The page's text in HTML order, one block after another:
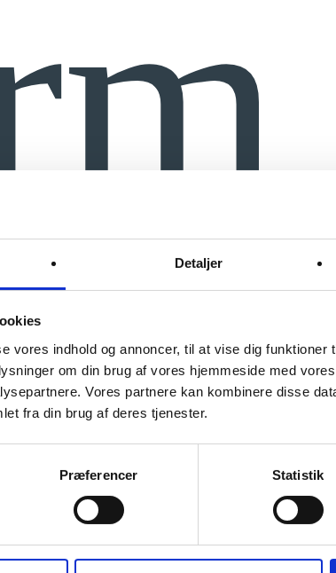
Detaljer
vores indhold og annoncer, til at vise dig funktioner
om din brug af vores hjemmeside med
Vores partnere kan kombinere disse
fra din brug af deres tjenester.
Præferencer Statistik
unik rejse, hvor
skønhed på
som
du ikke kun din
Fra
med
til velvære.
knytter bånd
bevægelse
Det er helt oplagt